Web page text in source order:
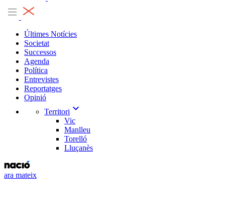
Últimes Notícies
Societat
Successos
Agenda
Política
Entrevistes
Reportatges
Opinió
Territori expand_more
Vic
Manlleu
Torelló
Lluçanès
ara mateix